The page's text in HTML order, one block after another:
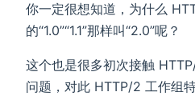
你一定很想知道，为什么
的“1.0”“1.1”那样叫“2.0”呢？
这个也是很多初次接触
问题，对此 HTTP/2 工作组